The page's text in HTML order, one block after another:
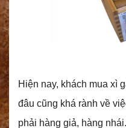
Hiện nay, khách mua xì
đâu cũng khá rành về
phải hàng giả, hàng